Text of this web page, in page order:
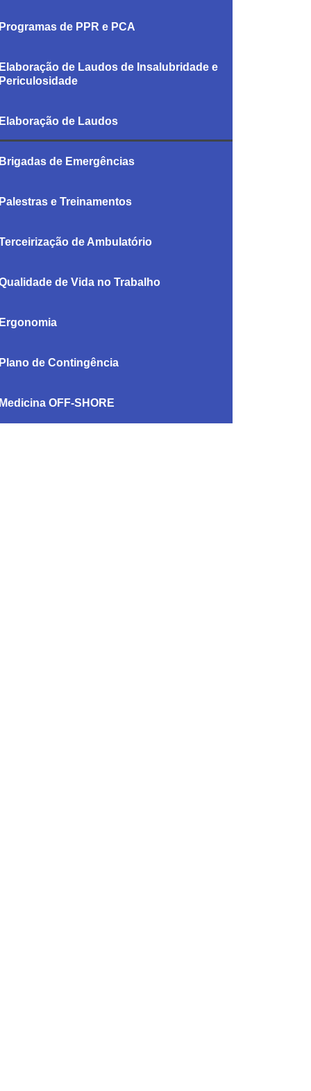
de PPR e PCA
de Laudos de Insalubridade e
de Laudos
de Emergências
e Treinamentos
de Ambulatório
de Vida no Trabalho
de Contingência
OFF-SHORE